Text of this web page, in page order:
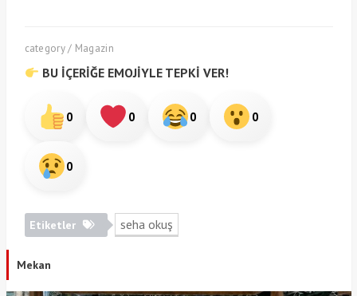
category / Magazin
BU İÇERİĞE EMOJİYLE TEPKİ VER!
0 0 0 0
0
Etiketler seha okuş
Mekan